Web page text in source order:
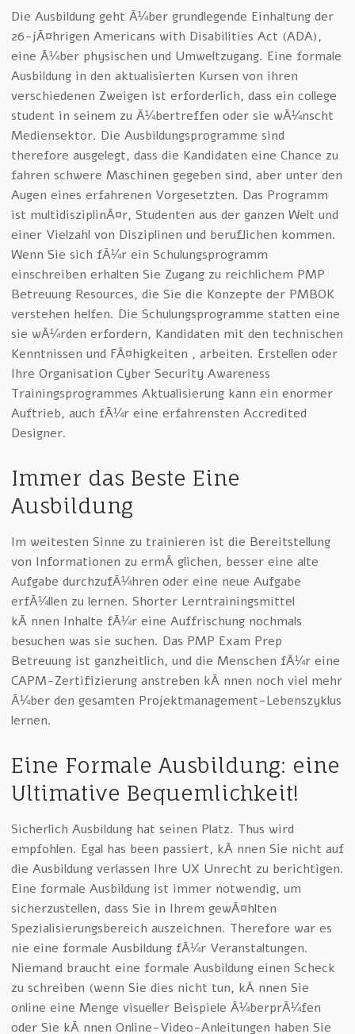
Die Ausbildung geht Ã¼ber grundlegende Einhaltung der
26-jÃ¤hrigen Americans with Disabilities Act (ADA),
eine Ã¼ber physischen und Umweltzugang. Eine formale
Ausbildung in den aktualisierten Kursen von ihren
verschiedenen Zweigen ist erforderlich, dass ein college
student in seinem zu Ã¼bertreffen oder sie wÃ¼nscht
Mediensektor. Die Ausbildungsprogramme sind
therefore ausgelegt, dass die Kandidaten eine Chance zu
fahren schwere Maschinen gegeben sind, aber unter den
Augen eines erfahrenen Vorgesetzten. Das Programm
ist multidisziplinÃ¤r, Studenten aus der ganzen Welt und
einer Vielzahl von Disziplinen und beruflichen kommen.
Wenn Sie sich fÃ¼r ein Schulungsprogramm
einschreiben erhalten Sie Zugang zu reichlichem PMP
Betreuung Resources, die Sie die Konzepte der PMBOK
verstehen helfen. Die Schulungsprogramme statten eine
sie wÃ¼rden erfordern, Kandidaten mit den technischen
Kenntnissen und FÃ¤higkeiten , arbeiten. Erstellen oder
Ihre Organisation Cyber Security Awareness
Trainingsprogrammes Aktualisierung kann ein enormer
Auftrieb, auch fÃ¼r eine erfahrensten Accredited
Designer.
Immer das Beste Eine
Ausbildung
Im weitesten Sinne zu trainieren ist die Bereitstellung
von Informationen zu ermÃ¶glichen, besser eine alte
Aufgabe durchzufÃ¼hren oder eine neue Aufgabe
erfÃ¼llen zu lernen. Shorter Lerntrainingsmittel
kÃ¶nnen Inhalte fÃ¼r eine Auffrischung nochmals
besuchen was sie suchen. Das PMP Exam Prep
Betreuung ist ganzheitlich, und die Menschen fÃ¼r eine
CAPM-Zertifizierung anstreben kÃ¶nnen noch viel mehr
Ã¼ber den gesamten Projektmanagement-Lebenszyklus
lernen.
Eine Formale Ausbildung: eine
Ultimative Bequemlichkeit!
Sicherlich Ausbildung hat seinen Platz. Thus wird
empfohlen. Egal has been passiert, kÃ¶nnen Sie nicht auf
die Ausbildung verlassen Ihre UX Unrecht zu berichtigen.
Eine formale Ausbildung ist immer notwendig, um
sicherzustellen, dass Sie in Ihrem gewÃ¤hlten
Spezialisierungsbereich auszeichnen. Therefore war es
nie eine formale Ausbildung fÃ¼r Veranstaltungen.
Niemand braucht eine formale Ausbildung einen Scheck
zu schreiben (wenn Sie dies nicht tun, kÃ¶nnen Sie
online eine Menge visueller Beispiele Ã¼berprÃ¼fen
oder Sie kÃ¶nnen Online-Video-Anleitungen haben Sie